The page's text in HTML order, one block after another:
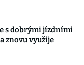
s dobrými jízdními
znovu využije